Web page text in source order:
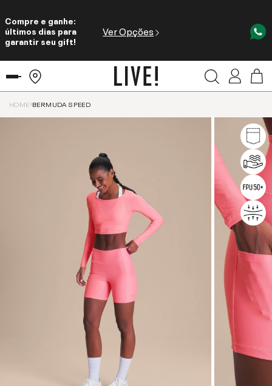
Compre e ganhe:
últimos dias para
garantir seu gift!
Ver Opções
HOME BERMUDA SPEED